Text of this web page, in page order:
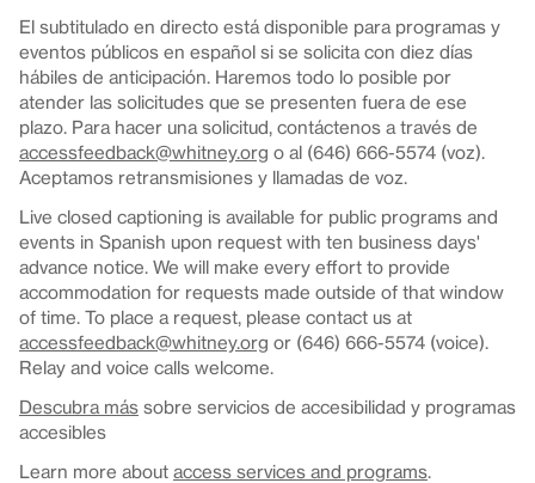
El subtitulado en directo está disponible para programas y
eventos públicos en español si se solicita con diez días
hábiles de anticipación. Haremos todo lo posible por
atender las solicitudes que se presenten fuera de ese
plazo. Para hacer una solicitud, contáctenos a través de
accessfeedback@whitney.org o al (646) 666-5574 (voz).
Aceptamos retransmisiones y llamadas de voz.
Live closed captioning is available for public programs and
events in Spanish upon request with ten business days'
advance notice. We will make every effort to provide
accommodation for requests made outside of that window
of time. To place a request, please contact us at
accessfeedback@whitney.org or (646) 666-5574 (voice).
Relay and voice calls welcome.
Descubra más sobre servicios de accesibilidad y programas
accesibles
Learn more about access services and programs.